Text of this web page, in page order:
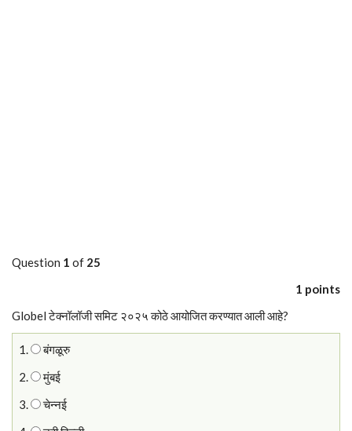
Question 1 of 25
1 points
Globel टेक्नॉलॉजी समिट २०२५ कोठे आयोजित करण्यात आली आहे?
1.
बंगळूरु
2.
मुंबई
3.
चेन्नई